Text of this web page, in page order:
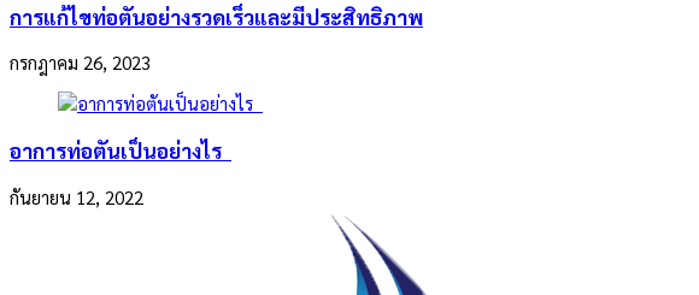
การแก้ไขท่อตันอย่างรวดเร็วและมีประสิทธิภาพ
กรกฎาคม 26, 2023
อาการท่อตันเป็นอย่างไร
กันยายน 12, 2022